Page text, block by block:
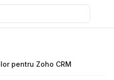
pentru Zoho CRM